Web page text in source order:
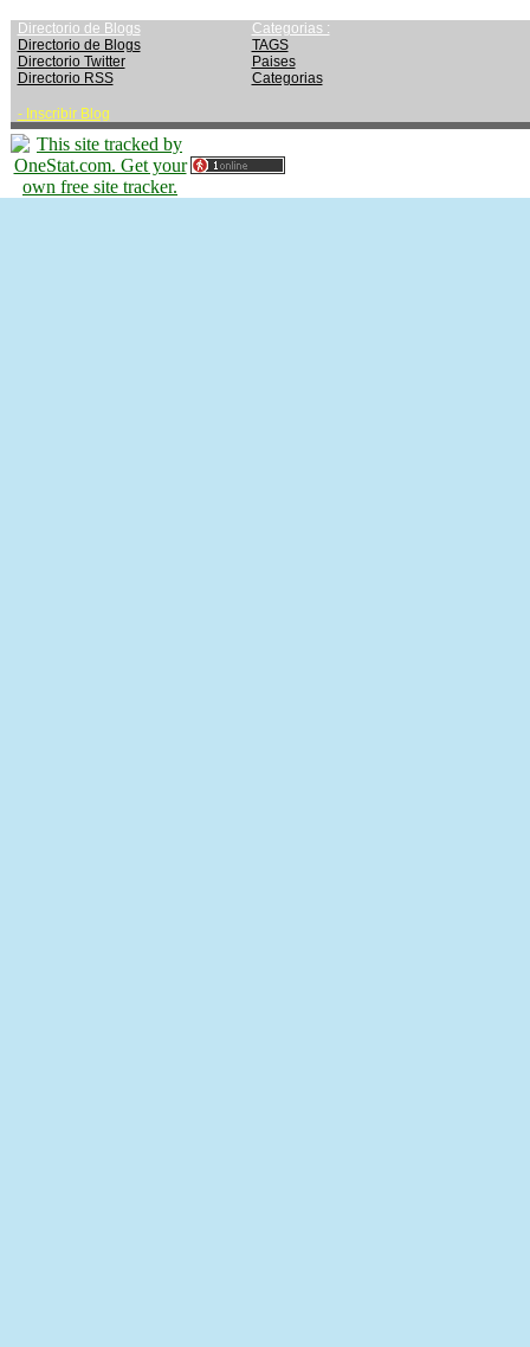
Directorio de Blogs
Directorio de Blogs
Directorio Twitter
Directorio RSS
- Inscribir Blog
Categorias :
TAGS
Paises
Categorias